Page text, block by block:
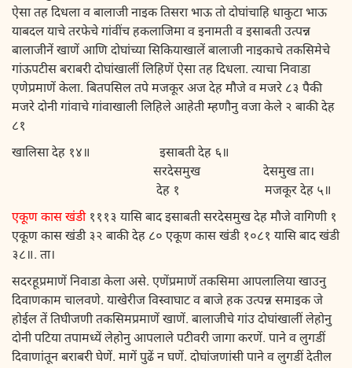
ऐसा तह दिधला व बालाजी नाइक तिसरा भाऊ तो दोघांचाहि धाकुटा भाऊ
याबदल याचे तरफेचे गांवींच हकलाजिमा व इनामती व इसाबती उत्पन्न
बालाजीनें खाणें आणि दोघांच्या सिकियाखालें बालाजी नाइकाचे तकसिमेचे
गांऊपटीस बराबरी दोघांखालीं लिहिणें ऐसा तह दिधला. त्याचा निवाडा
एणेप्रमाणें केला. बितपसिल तपे मजकूर अज देह मौजे व मजरे ८३ पैकी
मजरे दोनी गांवाचे गांवाखाली लिहिले आहेती म्हणौनु वजा केले २ बाकी देह
८१
खालिसा देह १४॥ इसाबती देह ६॥
सरदेसमुख देसमुख ता।
देह १ मजकूर देह ५॥
एकूण कास खंडी१११३ यासि बाद इसाबती सरदेसमुख देह मौजे वागिणी १
एकूण कास खंडी ३२ बाकी देह ८० एकूण कास खंडी १०८१ यासि बाद खंडी
३८॥. ता।
सदरहूप्रमाणें निवाडा केला असे. एणेंप्रमाणें तकसिमा आपलालिया खाउनु
दिवाणकाम चालवणे. याखेरीज विस्वाघाट व बाजे हक उत्पन्न समाइक जे
होईल तें तिघीजणी तकसिमप्रमाणें खाणें. बालाजीचे गांउ दोघांखालीं लेहोनु
दोनी पटिया तपामध्यें लेहोनु आपलाले पटीवरी जागा करणें. पाने व लुगडीं
दिवाणांतून बराबरी घेणें. मागें पुढें न घणें. दोघांजणांसी पाने व लुगडीं देतील